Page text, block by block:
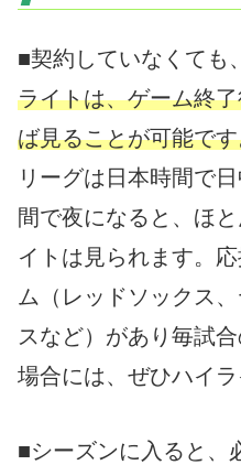
■契約していなくても、
ライトは、ゲーム終
ば見ることが可能で
リーグは日本時間で
間で夜になると、ほ
イトは見られます。
ム（レッドソックス
スなど）があり毎試
場合には、ぜひハイラ
■シーズンに入ると、